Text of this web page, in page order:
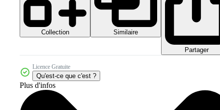
Collection Similaire
Partager
Licence Gratuite
Qu'est-ce que c'est ?
Plus d'infos